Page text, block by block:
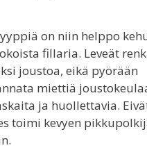
on niin helppo
fillaria. Leveät
joustoa, eikä pyörään
miettiä
ja huollettavia.
toimi kevyen